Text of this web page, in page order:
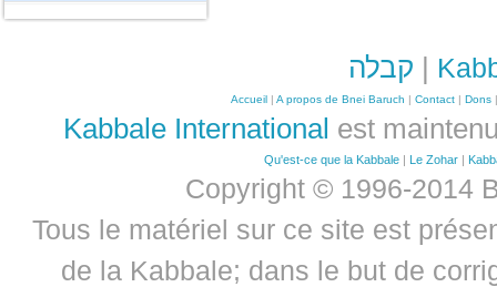
קבלה |
Accueil |A propos de Bnei Baruch |Contact |Dons
Kabbale International est
Qu'est-ce que la Kabbale | Le Zohar |
Copyright © 1996-2014
Tous le matériel sur ce site est
de la Kabbale; dans le but de